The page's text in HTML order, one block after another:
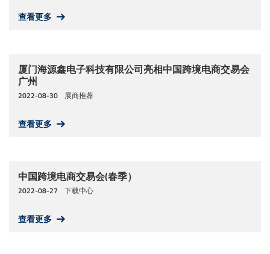
查看更多
厦门海源鑫电子科技有限公司亮相中国跨境电商交易会
广州
2022-08-30 展商推荐
查看更多
中国跨境电商交易会(春季）
2022-08-27 下载中心
查看更多